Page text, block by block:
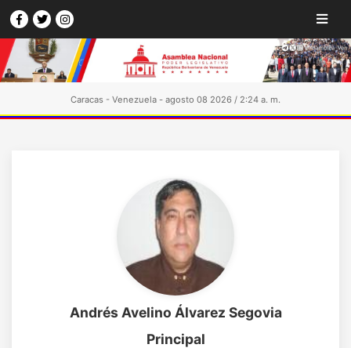
Caracas - Venezuela - agosto 08 2026 / 2:24 a. m.
Andrés Avelino Álvarez Segovia
Principal